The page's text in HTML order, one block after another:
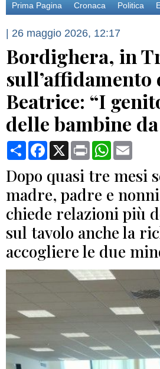
Prima Pagina Cronaca Politica
| 26 maggio 2026, 12:17
Bordighera, in
Beatrice: “I
delle bambine
CondividiFacebook
X Print WhatsApp
Dopo quasi tre mesi
madre, padre e
chiede relazioni più
sul tavolo anche la
accogliere le due